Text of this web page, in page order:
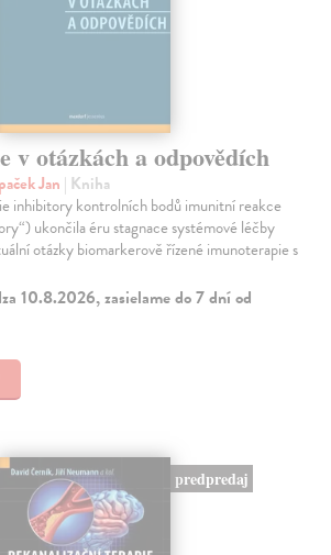
v otázkách a odpovědích
Jan | Kniha
inhibitory kontrolních bodů imunitní reakce
ukončila éru stagnace systémové léčby
otázky biomarkerově řízené imunoterapie s
10.8.2026, zasielame do 7 dní od
predpredaj